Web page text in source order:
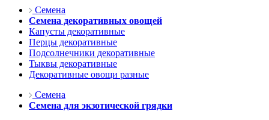
Семена
Семена декоративных овощей
Капусты декоративные
Перцы декоративные
Подсолнечники декоративные
Тыквы декоративные
Декоративные овощи разные
Семена
Семена для экзотической грядки